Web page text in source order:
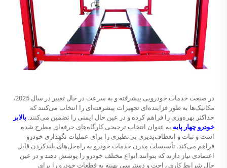
در صنعت خدمات خودرویی پیشرفته و به سرعت در حال تغییر در سال 2025،
مکانیک‌ها به طور فزاینده‌ای تجهیزات پیشرفته‌ای را انتخاب می‌کنند که
حداکثر بهره‌وری را فراهم کرده و در عین حال ایمنی را تضمین می‌کنند. بالابر
خودرو چهار پایه به عنوان انتخاب ترجیحی کارگاه‌های حرفه‌ای مطرح شده
است و ثبات و انعطاف‌پذیری بی‌نظیری را برای عملیات نگهداری خودرو
فراهم می‌کند. تأسیسات مدرن خدمات خودرو به راه‌حل‌های بلندکردن قابل
اعتمادی نیاز دارند که بتوانند انواع مختلف خودرو را پوشش دهند و در عین
حال شرایط کاری راحت و دسترسی بهینه به قطعات خودرو را برای